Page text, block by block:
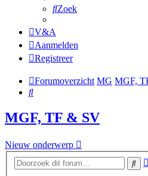
Zoek
V&A
Aanmelden
Registreer
Forumoverzicht MG MGF,
Zoek
MGF, TF & SV
Nieuw onderwerp
Zoek